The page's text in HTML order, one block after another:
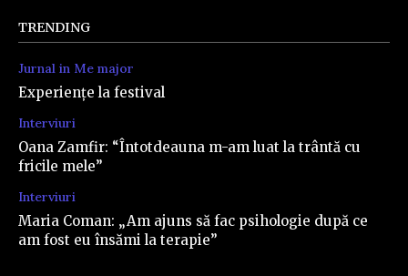
TRENDING
Jurnal in Me major
Experiențe la festival
Interviuri
Oana Zamfir: “Întotdeauna m-am luat la trântă cu
fricile mele”
Interviuri
Maria Coman: „Am ajuns să fac psihologie după ce
am fost eu însămi la terapie”